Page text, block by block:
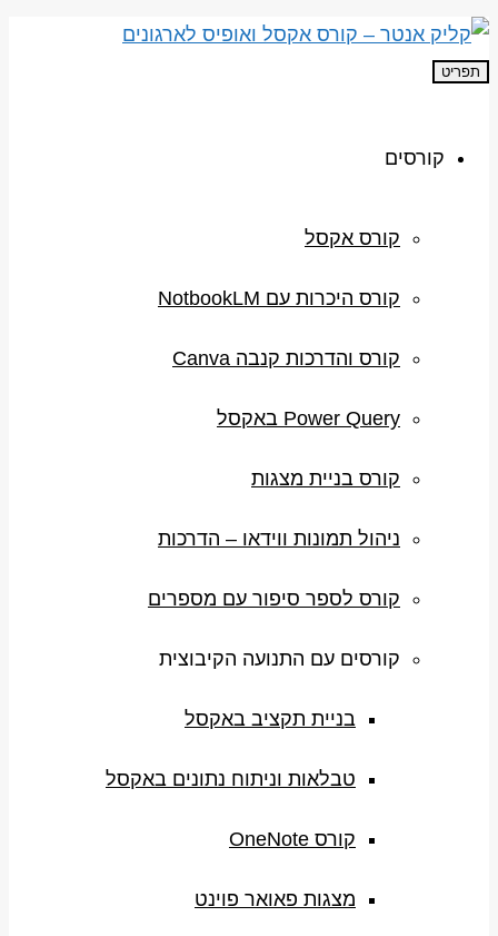
תפריט
קורסים
קורס אקסל
קורס היכרות עם NotbookLM
קורס והדרכות קנבה Canva
Power Query באקסל
קורס בניית מצגות
ניהול תמונות ווידאו – הדרכות
קורס לספר סיפור עם מספרים
קורסים עם התנועה הקיבוצית
בניית תקציב באקסל
טבלאות וניתוח נתונים באקסל
קורס OneNote
מצגות פאואר פוינט